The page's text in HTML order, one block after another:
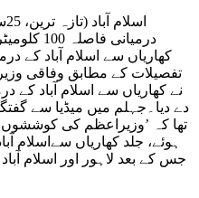
درمیانی
کھاریاں سے اسلام آباد کے
تفصیلات کے مطابق وفاقی
نے کھاریاں سے اسلام آباد کے
دے دیا۔جہلم میں میڈیا سے
تھا کہ ’وزیراعظم کی
ہوئے، جلد کھاریاں سےاسلام